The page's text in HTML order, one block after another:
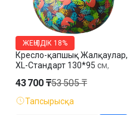
Кресло-қапшық Жалқаулар,
XL-Стандарт 130*95 см,
ЖЕҢІЛДІК 18%
43 700 ₸53 505 ₸
Тапсырысқа